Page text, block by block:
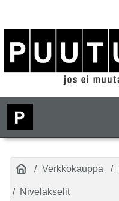
Verkkokauppa
Nivelakselit